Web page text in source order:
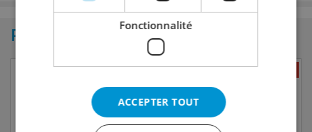
Produits similaires
Fonctionnalité
ACCEPTER TOUT